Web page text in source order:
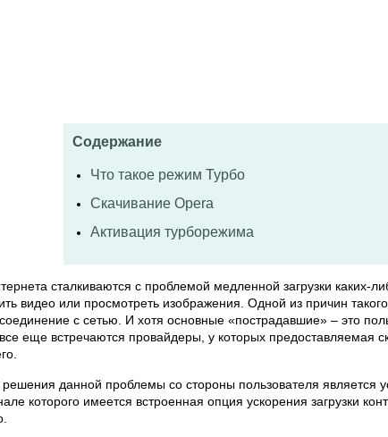
Содержание
Что такое режим Турбо
Скачивание Opera
Активация турборежима
сталкиваются с проблемой медленной загрузки каких-
видео или просмотреть изображения. Одной из причин
с сетью. И хотя основные «пострадавшие» – это
еще встречаются провайдеры, у которых предоставляемая
данной проблемы со стороны пользователя является
которого имеется встроенная опция ускорения загрузки